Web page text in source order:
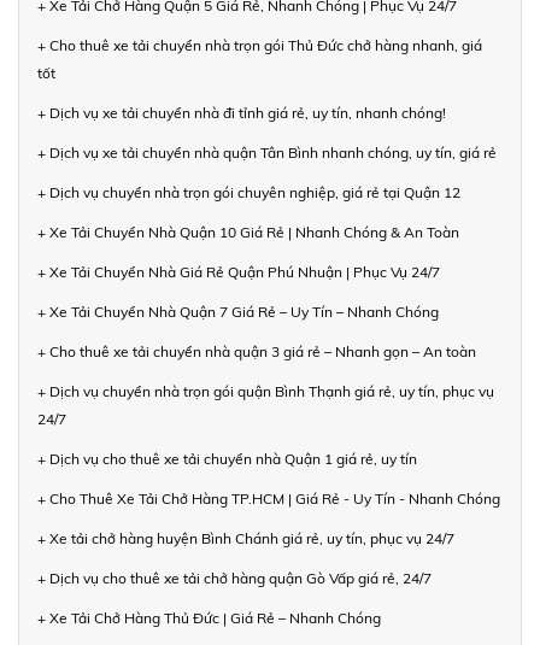
+ Xe Tải Chở Hàng Quận 5 Giá Rẻ, Nhanh Chóng | Phục Vụ 24/7
+ Cho thuê xe tải chuyển nhà trọn gói Thủ Đức chở hàng nhanh, giá
tốt
+ Dịch vụ xe tải chuyển nhà đi tỉnh giá rẻ, uy tín, nhanh chóng!
+ Dịch vụ xe tải chuyển nhà quận Tân Bình nhanh chóng, uy tín, giá rẻ
+ Dịch vụ chuyển nhà trọn gói chuyên nghiệp, giá rẻ tại Quận 12
+ Xe Tải Chuyển Nhà Quận 10 Giá Rẻ | Nhanh Chóng & An Toàn
+ Xe Tải Chuyển Nhà Giá Rẻ Quận Phú Nhuận | Phục Vụ 24/7
+ Xe Tải Chuyển Nhà Quận 7 Giá Rẻ – Uy Tín – Nhanh Chóng
+ Cho thuê xe tải chuyển nhà quận 3 giá rẻ – Nhanh gọn – An toàn
+ Dịch vụ chuyển nhà trọn gói quận Bình Thạnh giá rẻ, uy tín, phục vụ
24/7
+ Dịch vụ cho thuê xe tải chuyển nhà Quận 1 giá rẻ, uy tín
+ Cho Thuê Xe Tải Chở Hàng TP.HCM | Giá Rẻ - Uy Tín - Nhanh Chóng
+ Xe tải chở hàng huyện Bình Chánh giá rẻ, uy tín, phục vụ 24/7
+ Dịch vụ cho thuê xe tải chở hàng quận Gò Vấp giá rẻ, 24/7
+ Xe Tải Chở Hàng Thủ Đức | Giá Rẻ – Nhanh Chóng